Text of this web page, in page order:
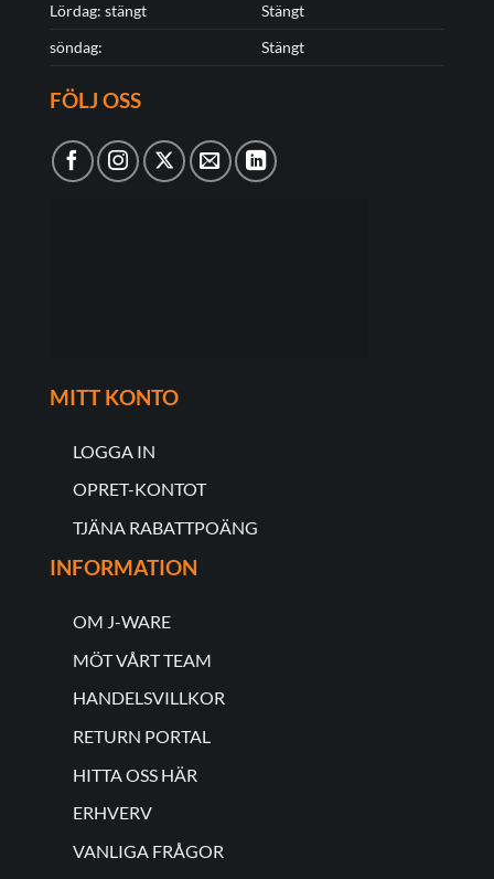
Lördag: stängt
Stängt
söndag:
Stängt
FÖLJ OSS
MITT KONTO
LOGGA IN
OPRET-KONTOT
TJÄNA RABATTPOÄNG
INFORMATION
OM J-WARE
MÖT VÅRT TEAM
HANDELSVILLKOR
RETURN PORTAL
HITTA OSS HÄR
ERHVERV
VANLIGA FRÅGOR